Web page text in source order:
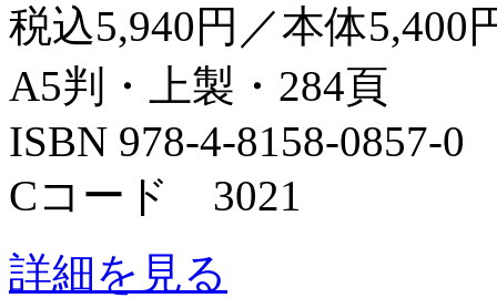
税込5,940円／本体5,400
A5判・上製・284頁
ISBN 978-4-8158-0857-0
Cコード 3021
詳細を見る